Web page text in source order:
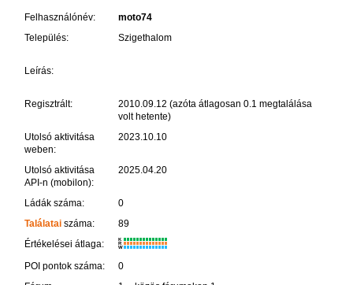
Felhasználónév:
moto74
Település:
Szigethalom
Leírás:
Regisztrált:
2010.09.12 (azóta átlagosan 0.1 megtalálása
volt hetente)
Utolsó aktivitása
weben:
2023.10.10
Utolsó aktivitása
API-n (mobilon):
2025.04.20
Ládák száma:
0
Találataiszáma:
89
Értékelései átlaga:
K
R
W
POI pontok száma:
0